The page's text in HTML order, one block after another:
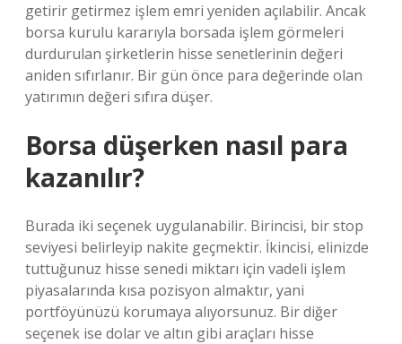
getirir getirmez işlem emri yeniden açılabilir. Ancak
borsa kurulu kararıyla borsada işlem görmeleri
durdurulan şirketlerin hisse senetlerinin değeri
aniden sıfırlanır. Bir gün önce para değerinde olan
yatırımın değeri sıfıra düşer.
Borsa düşerken nasıl para
kazanılır?
Burada iki seçenek uygulanabilir. Birincisi, bir stop
seviyesi belirleyip nakite geçmektir. İkincisi, elinizde
tuttuğunuz hisse senedi miktarı için vadeli işlem
piyasalarında kısa pozisyon almaktır, yani
portföyünüzü korumaya alıyorsunuz. Bir diğer
seçenek ise dolar ve altın gibi araçları hisse